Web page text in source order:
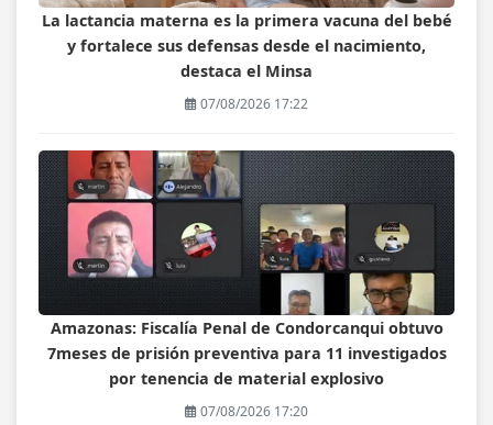
La lactancia materna es la primera vacuna del bebé
y fortalece sus defensas desde el nacimiento,
destaca el Minsa
07/08/2026 17:22
Amazonas: Fiscalía Penal de Condorcanqui obtuvo
7meses de prisión preventiva para 11 investigados
por tenencia de material explosivo
07/08/2026 17:20